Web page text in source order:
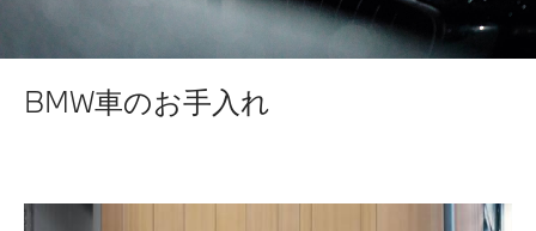
動
モデル一覧
BMW車のお手入れ